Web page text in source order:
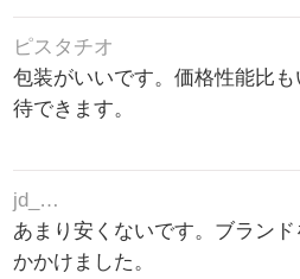
ピスタチオ
包装がいいです。価格性能比
待できます。
jd_…
あまり安くないです。ブラン
かかけました。